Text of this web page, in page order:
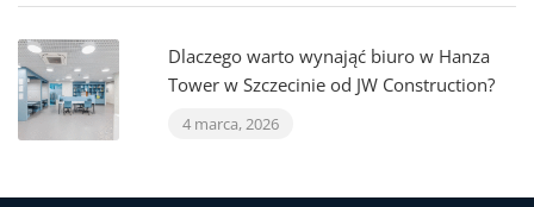
Dlaczego warto wynająć biuro w Hanza
Tower w Szczecinie od JW Construction?
4 marca, 2026